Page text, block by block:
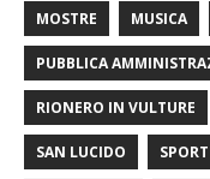
MOSTRE MUSICA
PUBBLICA
RIONERO IN VULTURE
SAN LUCIDO SPORT